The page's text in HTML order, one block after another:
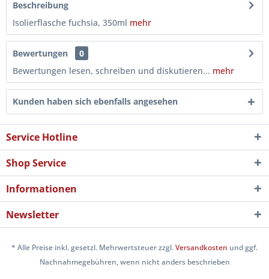
Beschreibung
Isolierflasche fuchsia, 350ml mehr
Bewertungen
0
Bewertungen lesen, schreiben und diskutieren... mehr
Kunden haben sich ebenfalls angesehen
Service Hotline
Shop Service
Informationen
Newsletter
* Alle Preise inkl. gesetzl. Mehrwertsteuer zzgl.Versandkosten und ggf.
Nachnahmegebühren, wenn nicht anders beschrieben